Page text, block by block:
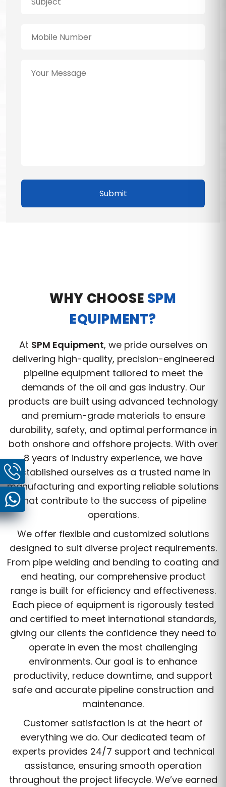
Submit
WHY CHOOSE SPM
EQUIPMENT?
At SPM Equipment, we pride ourselves on
delivering high-quality, precision-engineered
pipeline equipment tailored to meet the
demands of the oil and gas industry. Our
products are built using advanced technology
and premium-grade materials to ensure
durability, safety, and optimal performance in
both onshore and offshore projects. With over
8 years of industry experience, we have
established ourselves as a trusted name in
manufacturing and exporting reliable solutions
that contribute to the success of pipeline
operations.
We offer flexible and customized solutions
designed to suit diverse project requirements.
From pipe welding and bending to coating and
end heating, our comprehensive product
range is built for efficiency and effectiveness.
Each piece of equipment is rigorously tested
and certified to meet international standards,
giving our clients the confidence they need to
operate in even the most challenging
environments. Our goal is to enhance
productivity, reduce downtime, and support
safe and accurate pipeline construction and
maintenance.
Customer satisfaction is at the heart of
everything we do. Our dedicated team of
experts provides 24/7 support and technical
assistance, ensuring smooth operation
throughout the project lifecycle. We’ve earned